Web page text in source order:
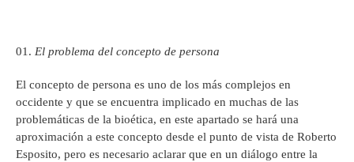
El problema del concepto de persona
El concepto de persona es uno de los más complejos en
occidente y que se encuentra implicado en muchas de las
problemáticas de la bioética, en este apartado se hará una
aproximación a este concepto desde el punto de vista de Roberto
Esposito, pero es necesario aclarar que en un diálogo entre la